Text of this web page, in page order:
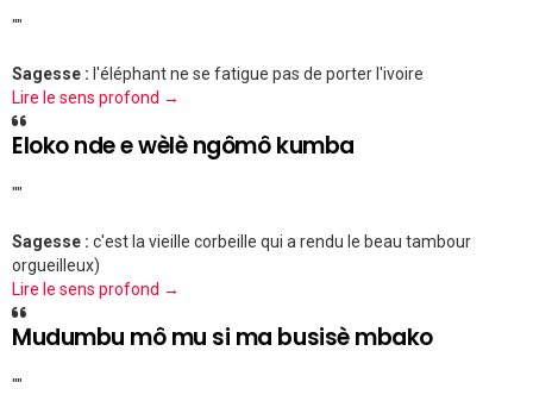
""
Sagesse : l'éléphant ne se fatigue pas de porter l'ivoire
Lire le sens profond →
Eloko nde e wèlè ngômô kumba
""
Sagesse : c'est la vieille corbeille qui a rendu le beau tambour
orgueilleux)
Lire le sens profond →
Mudumbu mô mu si ma busisè mbako
""